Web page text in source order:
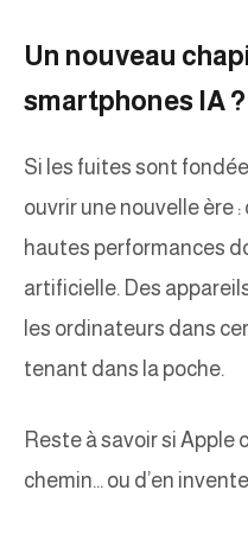
Un nouveau
smartphones IA ?
Si les fuites sont
ouvrir une nouvelle ère
hautes performances
artificielle. Des
les ordinateurs dans
tenant dans la poche.
Reste à savoir si Apple
chemin… ou d’en